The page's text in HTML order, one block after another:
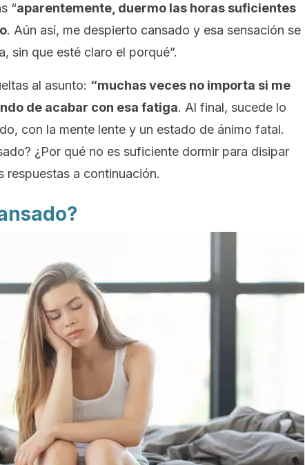
“aparentemente, duermo las horas suficientes
. Aún así, me despierto cansado y esa sensación se
sin que esté claro el porqué”.
al asunto: “muchas veces no importa si me
de acabar con esa fatiga. Al final, sucede lo
con la mente lente y un estado de ánimo fatal.
¿Por qué no es suficiente dormir para disipar
respuestas a continuación.